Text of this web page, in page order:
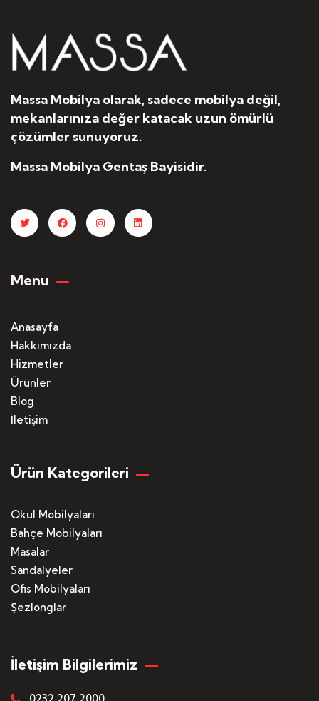
Massa Mobilya olarak, sadece mobilya değil,
mekanlarınıza değer katacak uzun ömürlü
çözümler sunuyoruz.
Massa Mobilya Gentaş Bayisidir.
Menu
Anasayfa
Hakkımızda
Hizmetler
Ürünler
Blog
İletişim
Ürün Kategorileri
Okul Mobilyaları
Bahçe Mobilyaları
Masalar
Sandalyeler
Ofis Mobilyaları
Şezlonglar
İletişim Bilgilerimiz